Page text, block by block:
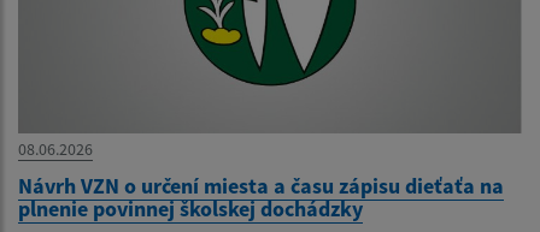
08.06.2026
Návrh VZN o určení miesta a času zápisu dieťaťa na
plnenie povinnej školskej dochádzky